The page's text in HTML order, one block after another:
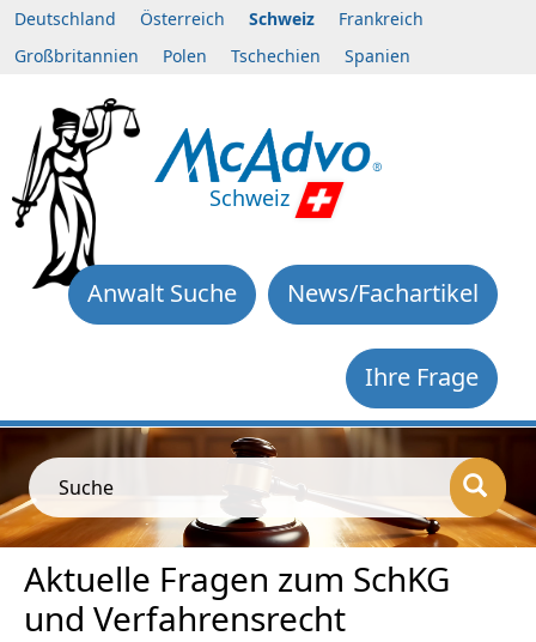
Deutschland Österreich Schweiz
Frankreich
Großbritannien
Polen Tschechien Spanien
Schweiz
News/Fachartikel
Anwalt Suche
Ihre Frage
Suche
Aktuelle Fragen zum SchKG
und Verfahrensrecht